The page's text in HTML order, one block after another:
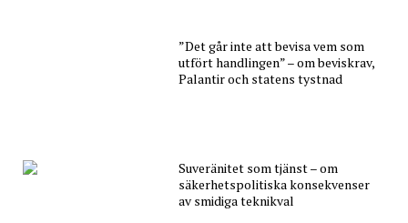
”Det går inte att bevisa vem som
utfört handlingen” – om beviskrav,
Palantir och statens tystnad
Suveränitet som tjänst – om
säkerhetspolitiska konsekvenser
av smidiga teknikval